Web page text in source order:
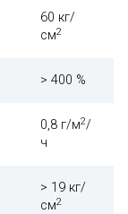
60 кг/
см2
> 400 %
0,8 г/м2/
ч
> 19 кг/
см2